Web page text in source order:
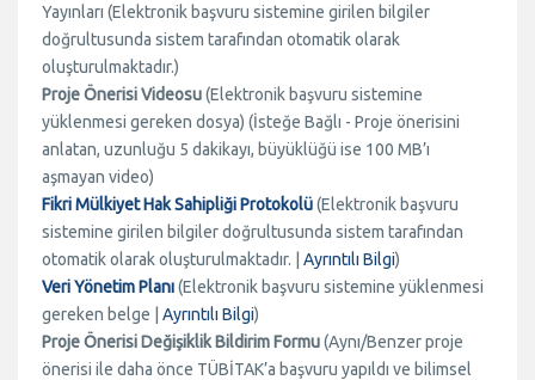
Yayınları (Elektronik başvuru sistemine girilen bilgiler
doğrultusunda sistem tarafından otomatik olarak
oluşturulmaktadır.)
Proje Önerisi Videosu(Elektronik başvuru sistemine
yüklenmesi gereken dosya) (İsteğe Bağlı - Proje önerisini
anlatan, uzunluğu 5 dakikayı, büyüklüğü ise 100 MB’ı
aşmayan video)
Fikri Mülkiyet Hak Sahipliği Protokolü(Elektronik başvuru
sistemine girilen bilgiler doğrultusunda sistem tarafından
otomatik olarak oluşturulmaktadır. | Ayrıntılı Bilgi)
Veri Yönetim Planı(Elektronik başvuru sistemine yüklenmesi
gereken belge | Ayrıntılı Bilgi)
Proje Önerisi Değişiklik Bildirim Formu(Aynı/Benzer proje
önerisi ile daha önce TÜBİTAK’a başvuru yapıldı ve bilimsel